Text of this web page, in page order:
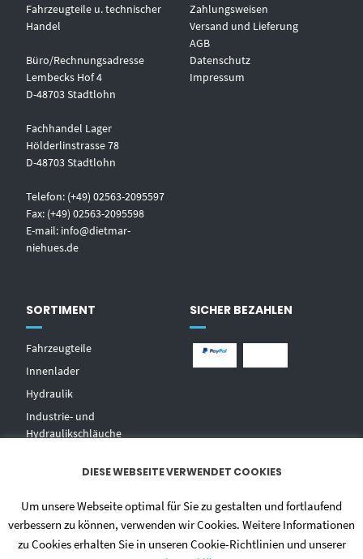
Fahrzeugteile u. technischer
Handel
Büro/Rechnungsadresse
Lembecks Hof 4
D-48703 Stadtlohn
Fachhandel Lager
Hölderlinstrasse 78
D-48703 Stadtlohn
Telefon: (+49) 02563-2095597
Fax: (+49) 02563-2095598
E-mail: info@dietmar-
niehues.de
Zahlungsweisen
Versand und Lieferung
AGB
Datenschutz
Impressum
SORTIMENT
Fahrzeugteile
Innenlader
Hydraulik
Industrie- und
Hydraulikschläuche
Zentralschmierungen
Hochdruckwaschgeräte und
SICHER BEZAHLEN
DIESE WEBSEITE VERWENDET COOKIES
Um unsere Webseite optimal für Sie zu gestalten und fortlaufend
verbessern zu können, verwenden wir Cookies. Weitere Informationen
zu Cookies erhalten Sie in unseren Cookie-Richtlinien und unserer